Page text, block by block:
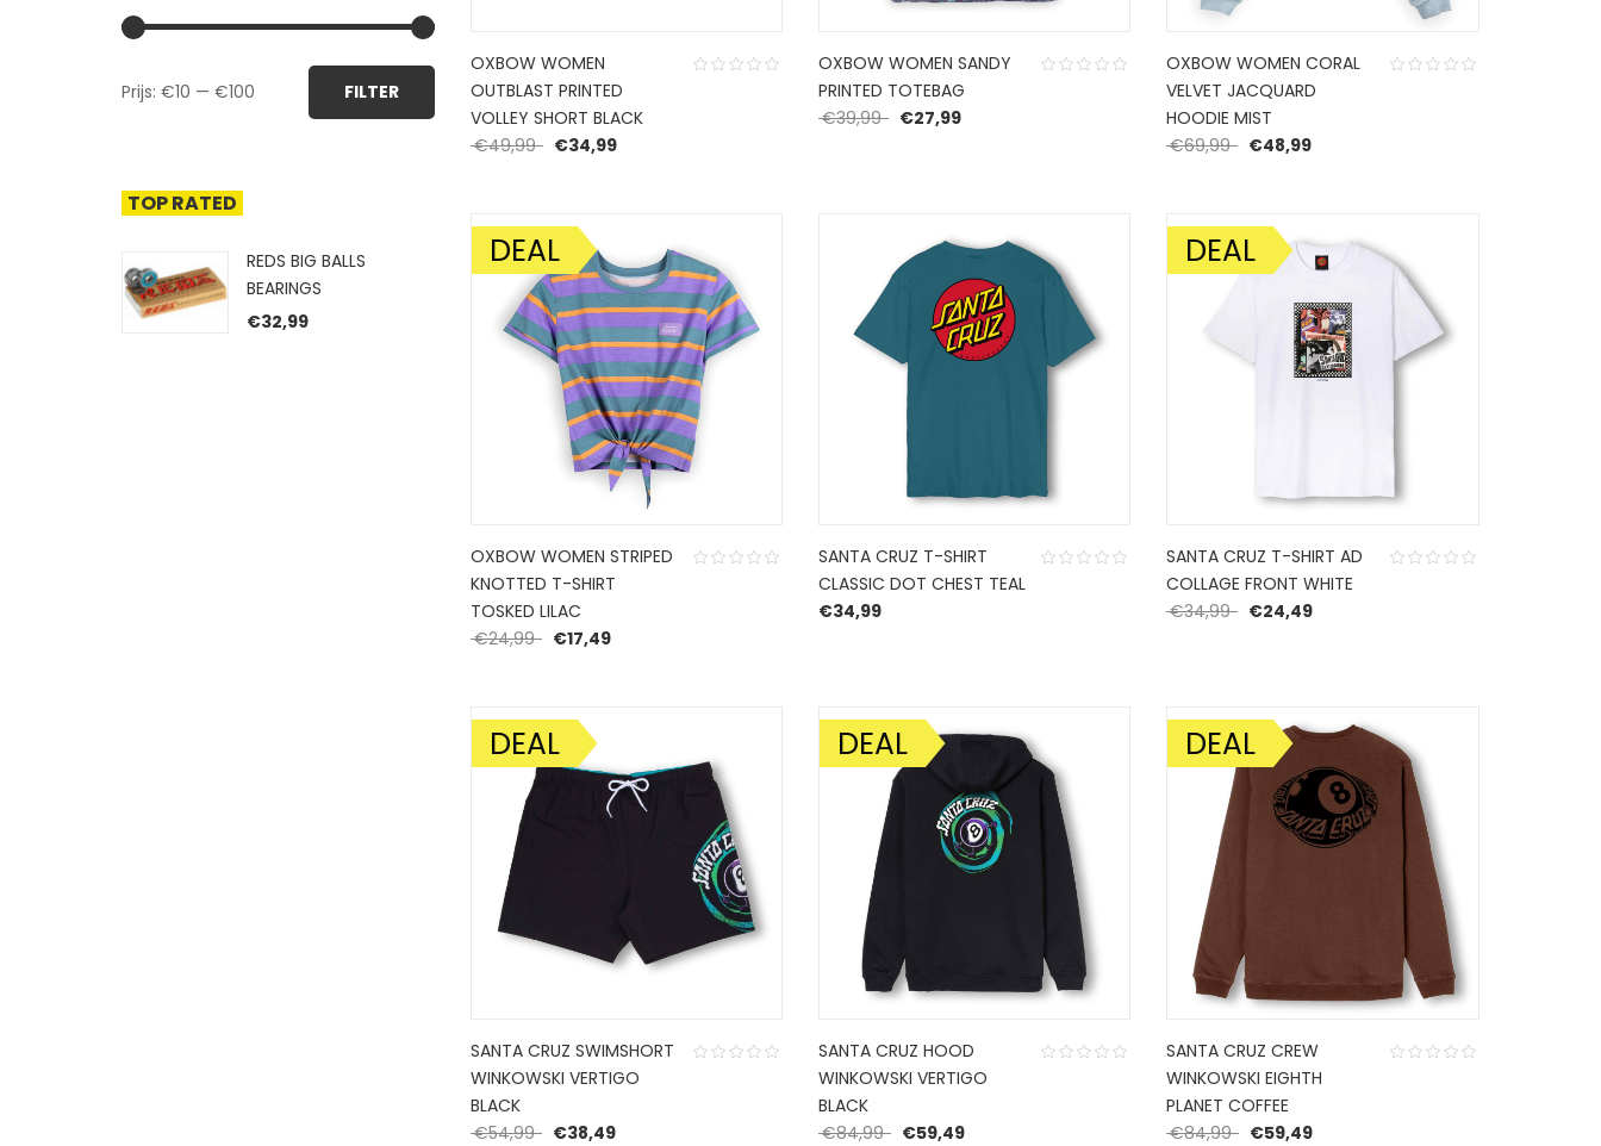
prijs
prijs
FILTER
Prijs: €10 — €100
TOP RATED
REDS BIG BALLS
BEARINGS
€32,99
OXBOW WOMEN
OUTBLAST PRINTED
VOLLEY SHORT BLACK
€49,99 Oorspronkelijke prijs was: €49,99.
€34,99
OXBOW WOMEN SANDY
PRINTED TOTEBAG
€39,99 Oorspronkelijke prijs was: €39,99.
€27,99
OXBOW WOMEN CORAL
VELVET JACQUARD
HOODIE MIST
€69,99 Oorspronkelijke prijs was: €69,99.
€48,99
AANBIEDING!
DEAL
OXBOW WOMEN STRIPED
KNOTTED T-SHIRT
TOSKED LILAC
€24,99 Oorspronkelijke prijs was: €24,99.
€17,49
SANTA CRUZ T-SHIRT
CLASSIC DOT CHEST TEAL
€34,99
AANBIEDING!
DEAL
SANTA CRUZ T-SHIRT AD
COLLAGE FRONT WHITE
€34,99 Oorspronkelijke prijs was: €34,99.
€24,49
AANBIEDING!
DEAL
SANTA CRUZ SWIMSHORT
WINKOWSKI VERTIGO
BLACK
€54,99 Oorspronkelijke prijs was: €54,99.
€38,49
AANBIEDING!
DEAL
SANTA CRUZ HOOD
WINKOWSKI VERTIGO
BLACK
€84,99 Oorspronkelijke prijs was: €84,99.
€59,49
AANBIEDING!
DEAL
SANTA CRUZ CREW
WINKOWSKI EIGHTH
PLANET COFFEE
€84,99 Oorspronkelijke prijs was: €84,99.
€59,49